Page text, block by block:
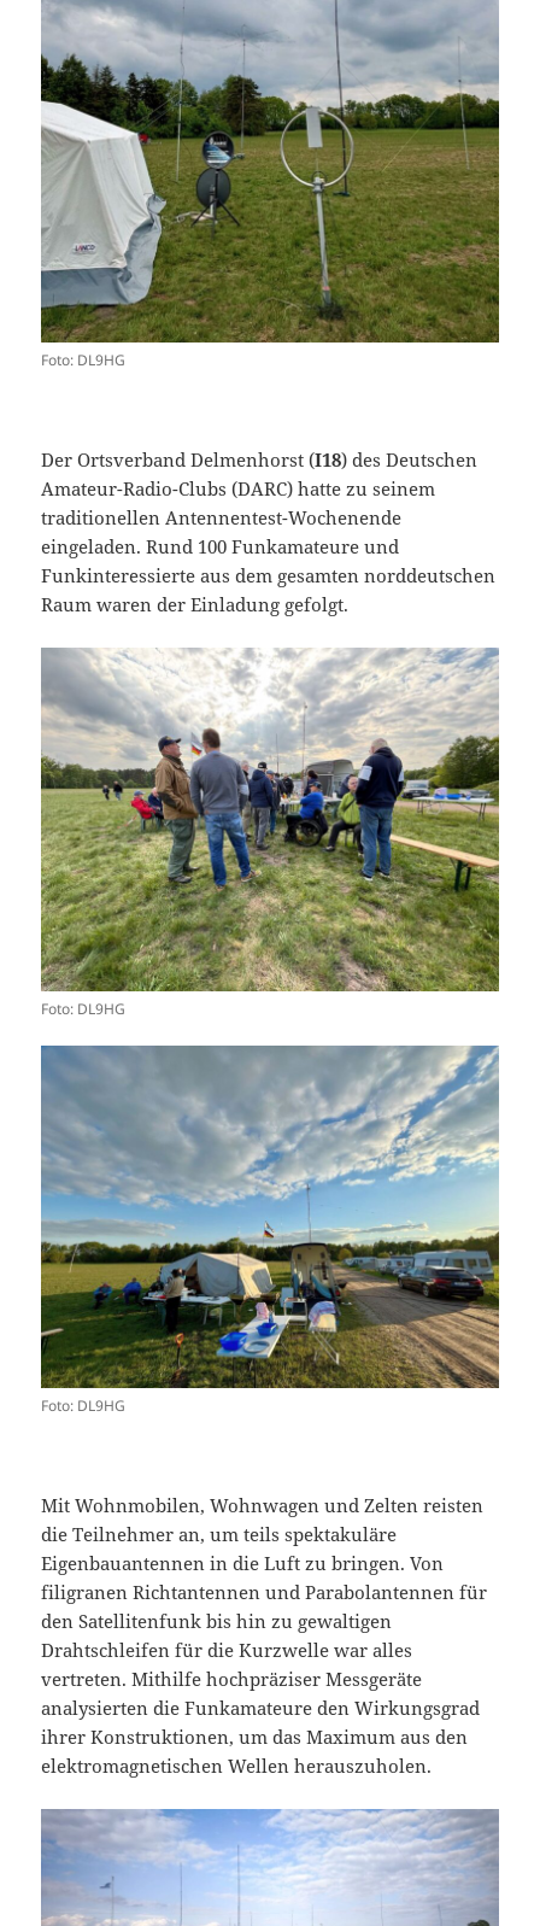
Foto: DL9HG
Der Ortsverband Delmenhorst (I18) des Deutschen
Amateur-Radio-Clubs (DARC) hatte zu seinem
traditionellen Antennentest-Wochenende
eingeladen. Rund 100 Funkamateure und
Funkinteressierte aus dem gesamten norddeutschen
Raum waren der Einladung gefolgt.
Foto: DL9HG
Foto: DL9HG
Mit Wohnmobilen, Wohnwagen und Zelten reisten
die Teilnehmer an, um teils spektakuläre
Eigenbauantennen in die Luft zu bringen. Von
filigranen Richtantennen und Parabolantennen für
den Satellitenfunk bis hin zu gewaltigen
Drahtschleifen für die Kurzwelle war alles
vertreten. Mithilfe hochpräziser Messgeräte
analysierten die Funkamateure den Wirkungsgrad
ihrer Konstruktionen, um das Maximum aus den
elektromagnetischen Wellen herauszuholen.